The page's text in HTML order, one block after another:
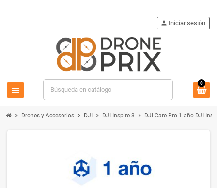
view_headline
person Iniciar sesión
0
chevron_right Drones y Accesorios chevron_right DJI chevron_right DJI Inspire 3 chevron_right DJI Care Pro 1 año DJI